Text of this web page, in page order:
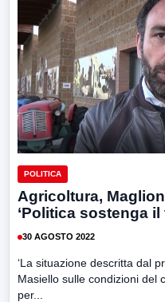
POLITICA
Agricoltura,
‘Politica sostenga il
30 AGOSTO 2022
‘La situazione descritta dal
Masiello sulle condizioni del
per...